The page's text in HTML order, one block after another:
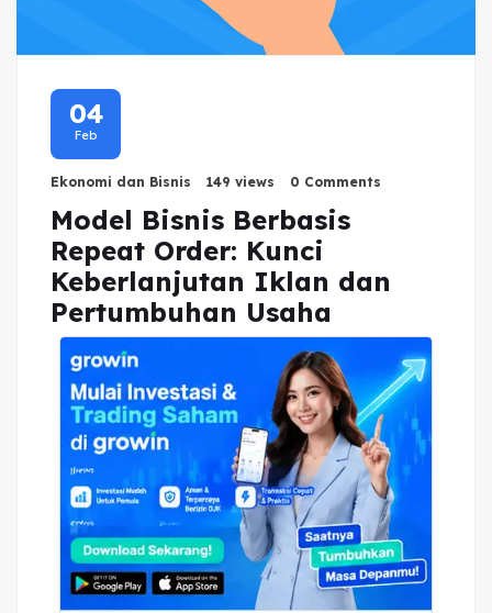
04
Feb
Ekonomi dan Bisnis 149 views 0 Comments
Model Bisnis Berbasis
Repeat Order: Kunci
Keberlanjutan Iklan dan
Pertumbuhan Usaha